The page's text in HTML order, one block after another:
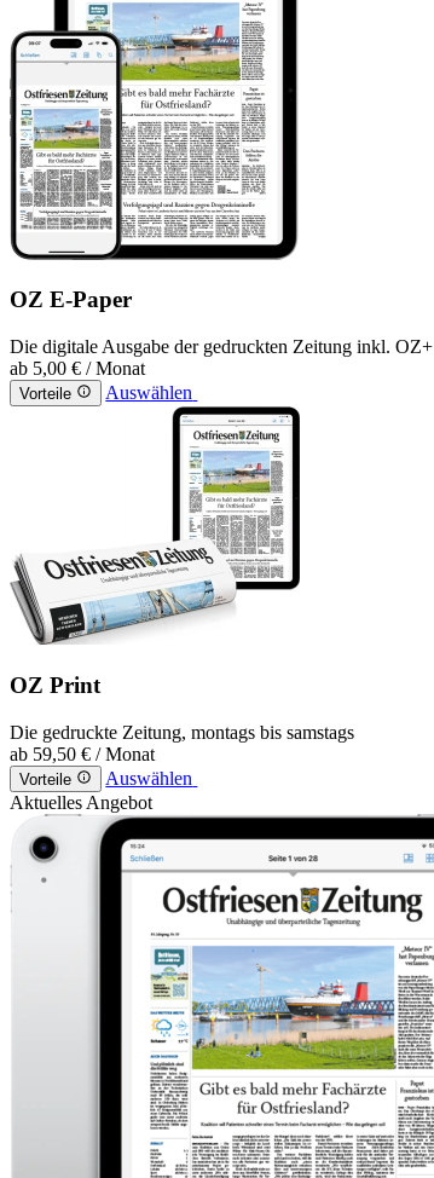
OZ E-Paper
Die digitale Ausgabe der gedruckten Zeitung inkl. OZ+
ab 5,00 € / Monat
Vorteile Auswählen
OZ Print
Die gedruckte Zeitung, montags bis samstags
ab 59,50 € / Monat
Vorteile
Auswählen
Aktuelles Angebot